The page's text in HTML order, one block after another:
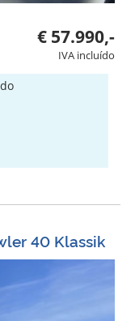
€ 57.990,-
IVA incluído
40 Klassik